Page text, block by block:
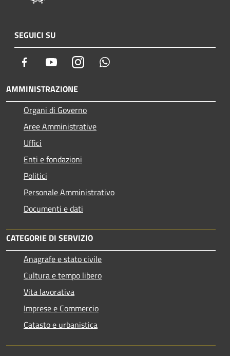
SEGUICI SU
Facebook YoutubeInstagram
AMMINISTRAZIONE
Organi di Governo
Aree Amministrative
Uffici
Enti e fondazioni
Politici
Personale Amministrativo
Documenti e dati
CATEGORIE DI SERVIZIO
Anagrafe e stato civile
Cultura e tempo libero
Vita lavorativa
Imprese e Commercio
Catasto e urbanistica